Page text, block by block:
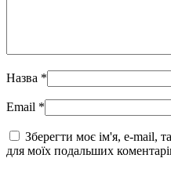
Назва *
Email *
Зберегти моє ім'я, e-mail,
для моїх подальших